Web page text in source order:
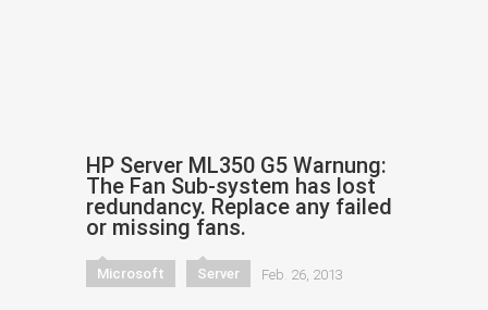
HP Server ML350 G5 Warnung:
The Fan Sub-system has lost
redundancy. Replace any failed
or missing fans.
Microsoft Server Feb. 26, 2013